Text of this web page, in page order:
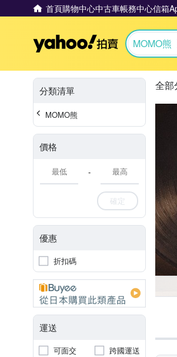
首頁購物中心中古車帳務中心信箱
Yahoo拍賣
MOMO熊
分類清單
MOMO熊
價格
-
確定
優惠
折扣碼
運送
可面交 跨國運送